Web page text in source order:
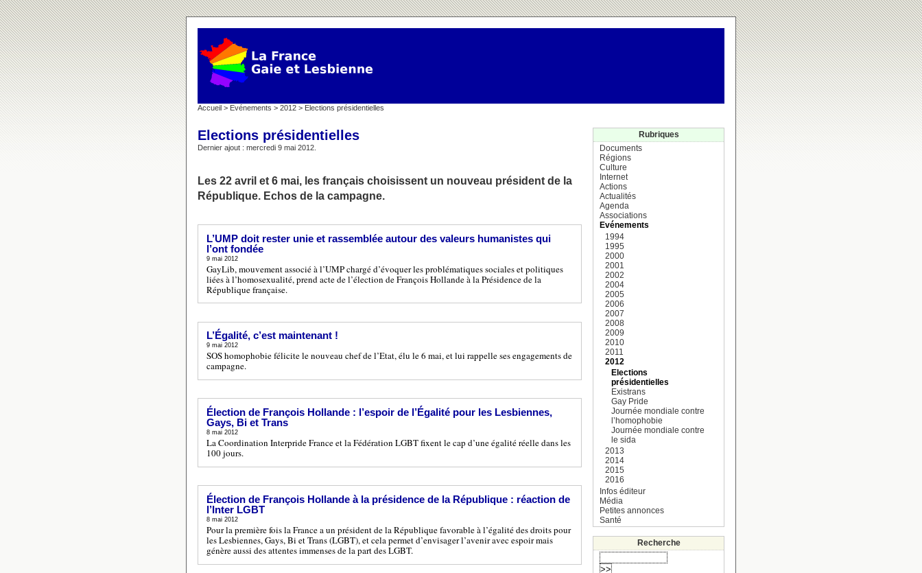
Accueil > Evénements > 2012 > Elections présidentielles
Elections présidentielles
Dernier ajout : mercredi 9 mai 2012.
Les 22 avril et 6 mai, les français choisissent un nouveau président de la
République. Echos de la campagne.
L’UMP doit rester unie et rassemblée autour des valeurs humanistes qui
l’ont fondée
9 mai 2012
GayLib, mouvement associé à l’UMP chargé d’évoquer les problématiques sociales et politiques
liées à l’homosexualité, prend acte de l’élection de François Hollande à la Présidence de la
République française.
L’Égalité, c’est maintenant !
9 mai 2012
SOS homophobie félicite le nouveau chef de l’Etat, élu le 6 mai, et lui rappelle ses engagements de
campagne.
Élection de François Hollande : l’espoir de l’Égalité pour les Lesbiennes,
Gays, Bi et Trans
8 mai 2012
La Coordination Interpride France et la Fédération LGBT fixent le cap d’une égalité réelle dans les
100 jours.
Élection de François Hollande à la présidence de la République : réaction de
l’Inter LGBT
8 mai 2012
Pour la première fois la France a un président de la République favorable à l’égalité des droits pour
les Lesbiennes, Gays, Bi et Trans (LGBT), et cela permet d’envisager l’avenir avec espoir mais
génère aussi des attentes immenses de la part des LGBT.
Rubriques
Documents
Régions
Culture
Internet
Actions
Actualités
Agenda
Associations
Evénements
1994
1995
2000
2001
2002
2004
2005
2006
2007
2008
2009
2010
2011
2012
Elections
présidentielles
Existrans
Gay Pride
Journée mondiale contre
l’homophobie
Journée mondiale contre
le sida
2013
2014
2015
2016
Infos éditeur
Média
Petites annonces
Santé
Recherche